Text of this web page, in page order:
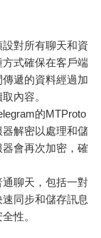
設對所有聊天和資
式確保在客戶端
傳遞的資料經過加
內容。
的MTProto
解密以處理和儲
會再次加密，確
通聊天，包括一對
同步和儲存訊息
性。